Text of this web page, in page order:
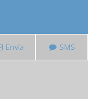
Envía SMS